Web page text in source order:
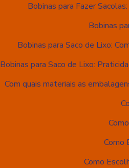
Bobinas para Fazer
Bobinas
Bobinas para Saco de Lixo:
Bobinas para Saco de Lixo:
Com quais materiais as
Como
Como